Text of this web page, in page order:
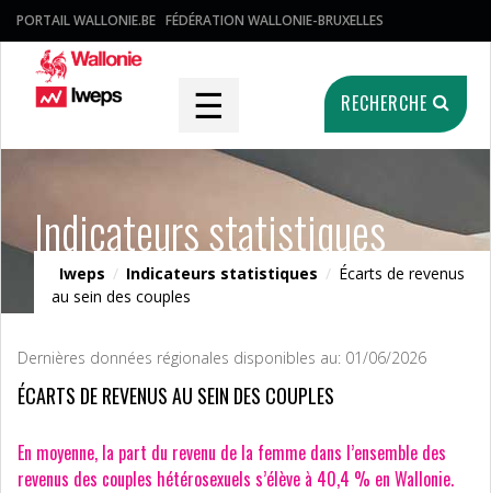
PORTAIL WALLONIE.BE FÉDÉRATION WALLONIE-BRUXELLES
☰ RECHERCHE
Indicateurs statistiques
Iweps / Indicateurs statistiques / Écarts de revenus
au sein des couples
Dernières données régionales disponibles au: 01/06/2026
ÉCARTS DE REVENUS AU SEIN DES COUPLES
En moyenne, la part du revenu de la femme dans l’ensemble des
revenus des couples hétérosexuels s’élève à 40,4 % en Wallonie.